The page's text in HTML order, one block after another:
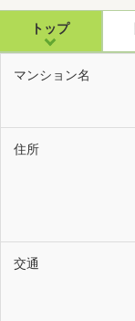
トップ
マンション名
住所
交通